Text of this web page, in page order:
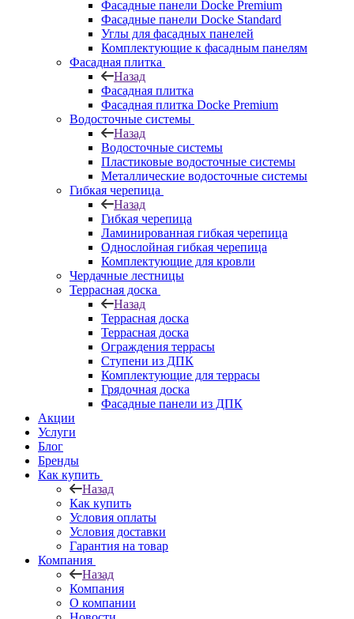
Фасадные панели Docke Premium
Фасадные панели Docke Standard
Углы для фасадных панелей
Комплектующие к фасадным панелям
Фасадная плитка
Назад
Фасадная плитка
Фасадная плитка Docke Premium
Водосточные системы
Назад
Водосточные системы
Пластиковые водосточные системы
Металлические водосточные системы
Гибкая черепица
Назад
Гибкая черепица
Ламинированная гибкая черепица
Однослойная гибкая черепица
Комплектующие для кровли
Чердачные лестницы
Террасная доска
Назад
Террасная доска
Террасная доска
Ограждения террасы
Ступени из ДПК
Комплектующие для террасы
Грядочная доска
Фасадные панели из ДПК
Акции
Услуги
Блог
Бренды
Как купить
Назад
Как купить
Условия оплаты
Условия доставки
Гарантия на товар
Компания
Назад
Компания
О компании